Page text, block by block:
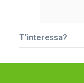
T’interessa?